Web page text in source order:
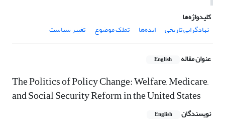
کلیدواژه‌ها
نهادگرایی تاریخی
ایده‌ها تملک موضوع تغییر سیاست
عنوان مقاله English
The Politics of Policy Change: Welfare, Medicare,
and Social Security Reform in the United States
نویسندگان English